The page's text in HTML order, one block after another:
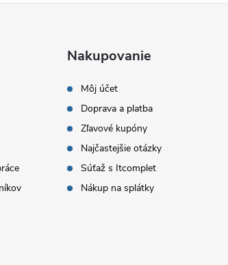
Nakupovanie
Môj účet
Doprava a platba
Zľavové kupóny
Najčastejšie otázky
Súťaž s Itcomplet
Nákup na splátky